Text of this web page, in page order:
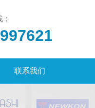
联系我们